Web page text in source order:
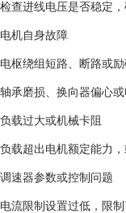
检查进线电压是否稳定
‌电机自身故障‌
电枢绕组短路、断路或励
轴承磨损、换向器偏心
‌负载过大或机械卡阻‌
负载超出电机额定能力
‌调速器参数或控制问题‌
电流限制设置过低，限制